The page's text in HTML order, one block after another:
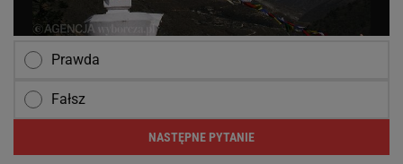
Prawda
Fałsz
NASTĘPNE PYTANIE